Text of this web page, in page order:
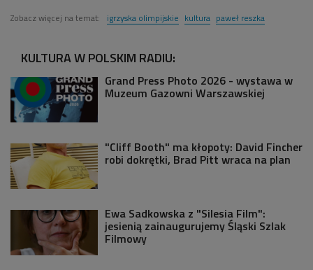
Zobacz więcej na temat: igrzyska olimpijskie kultura paweł reszka
KULTURA W POLSKIM RADIU:
Grand Press Photo 2026 - wystawa w
Muzeum Gazowni Warszawskiej
"Cliff Booth" ma kłopoty: David Fincher
robi dokrętki, Brad Pitt wraca na plan
Ewa Sadkowska z "Silesia Film":
jesienią zainaugurujemy Śląski Szlak
Filmowy